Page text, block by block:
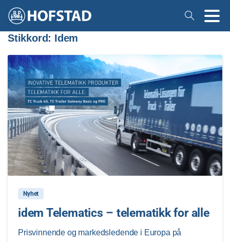
Stikkord: Idem
Nyhet
idem Telematics – telematikk for alle
Prisvinnende og markedsledende i Europa på